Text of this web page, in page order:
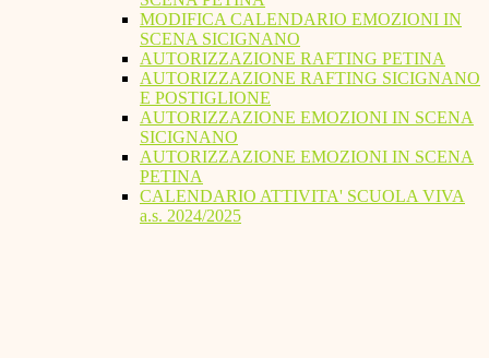
MODIFICA CALENDARIO EMOZIONI IN
SCENA SICIGNANO
AUTORIZZAZIONE RAFTING PETINA
AUTORIZZAZIONE RAFTING SICIGNANO
E POSTIGLIONE
AUTORIZZAZIONE EMOZIONI IN SCENA
SICIGNANO
AUTORIZZAZIONE EMOZIONI IN SCENA
PETINA
CALENDARIO ATTIVITA' SCUOLA VIVA
a.s. 2024/2025